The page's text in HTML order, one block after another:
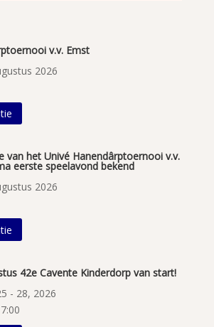
v.v. Emst
2026
van het Univé Hanendârptoernooi v.v.
eerste speelavond bekend
2026
42e Cavente Kinderdorp van start!
- 28, 2026